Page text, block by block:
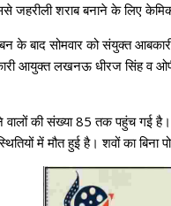
जहरीली शराब बनाने के लिए
के बाद सोमवार को संयुक्त
आयुक्त लखनऊ धीरज सिंह व
की संख्या 85 तक पहुंच गई
में मौत हुई है। शवों का बिना